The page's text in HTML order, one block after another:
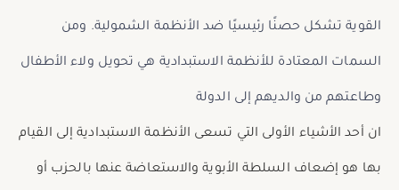
القوية تشكل حصنًا رئيسيًا ضد الأنظمة الشمولية. ومن
السمات المعتادة للأنظمة الاستبدادية هي تحويل ولاء الأطفال
وطاعتهم من والديهم إلى الدولة
ان أحد الأشياء الأولى التي تسعى الأنظمة الاستبدادية إلى القيام
بها هو إضعاف السلطة الأبوية والاستعاضة عنها بالحزب أو